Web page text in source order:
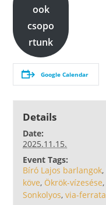
ook
csopo
rtunk
Google Calendar
Details
Date:
2025.11.15.
Event Tags:
Bíró Lajos barlangok,
köve, Ökrök-vízesése,
Sonkolyos,via-ferrata